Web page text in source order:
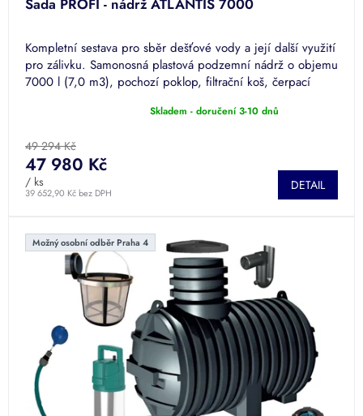
Sada PROFI - nádrž ATLANTIS 7000
Kompletní sestava pro sběr dešťové vody a její další využití
pro zálivku. Samonosná plastová podzemní nádrž o objemu
7000 l (7,0 m3), pochozí poklop, filtrační koš, čerpací
produktu
je
5,0
z
Skladem - doručení 3-10 dnů
49 294 Kč
39 652,90 Kč bez DPH
47 980 Kč
/ ks DETAIL
Možný osobní odběr Praha 4